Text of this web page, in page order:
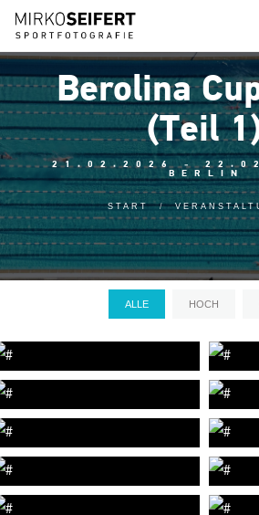
Berolina
(Teil
21.02.2026 -
BERLIN
START
ALLE HOCH